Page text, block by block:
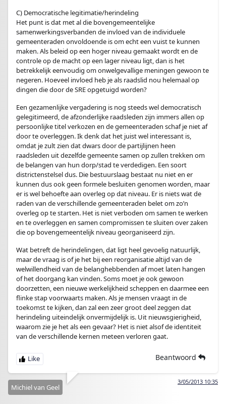
C) Democratische legitimatie/herindeling
Het punt is dat met al die bovengemeentelijke
samenwerkingsverbanden de invloed van de individuele
gemeenteraden onvoldoende is om echt een vuist te kunnen
maken. Als beleid op een hoger niveau gemaakt wordt en de
controle op de macht op een lager niveau ligt, dan is het
betrekkelijk eenvoudig om onwelgevallige meningen gewoon te
negeren. Hoeveel invloed heb je als raadslid nou helemaal op
dingen die door de SRE opgetuigd worden?
Een gezamenlijke vergadering is nog steeds wel democratisch
gelegitimeerd, de afzonderlijke raadsleden zijn immers allen op
persoonlijke titel verkozen en de gemeenteraden schaf je niet af
door te overleggen. Ik denk dat het juist wel interessant is,
omdat je zult zien dat dwars door de partijlijnen heen
raadsleden uit dezelfde gemeente samen op zullen trekken om
de belangen van hun dorp/stad te verdedigen. Een soort
districtenstelsel dus. Die bestuurslaag bestaat nu niet en er
kunnen dus ook geen formele besluiten genomen worden, maar
er is wel behoefte aan overleg op dat niveau. Er is niets wat de
raden van de verschillende gemeenteraden belet om zo’n
overleg op te starten. Het is niet verboden om samen te werken
en te overleggen en samen compromissen te sluiten over zaken
die op bovengemeentelijk niveau georganiseerd zijn.
Wat betreft de herindelingen, dat ligt heel gevoelig natuurlijk,
maar de vraag is of je het bij een reorganisatie altijd van de
welwillendheid van de belanghebbenden af moet laten hangen
of het doorgang kan vinden. Soms moet je ook gewoon
doorzetten, een nieuwe werkelijkheid scheppen en daarmee een
flinke stap voorwaarts maken. Als je mensen vraagt in de
toekomst te kijken, dan zal een zeer groot deel zeggen dat
herindeling uiteindelijk onvermijdelijk is. Uit nieuwsgierigheid,
waarom zie je het als een gevaar? Het is niet alsof de identiteit
van de verschillende kernen meteen verloren gaat.
Beantwoord
3/05/2013 10:35
Michiel van Geel